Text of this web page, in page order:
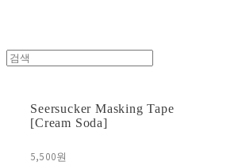
Seersucker Masking Tape
[Cream Soda]
5,500원